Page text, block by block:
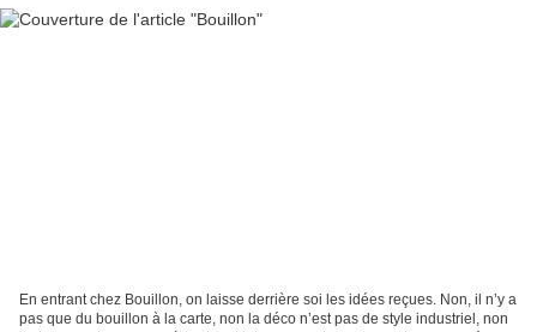
En entrant chez Bouillon, on laisse derrière soi les idées reçues. Non, il n’y a
pas que du bouillon à la carte, non la déco n’est pas de style industriel, non